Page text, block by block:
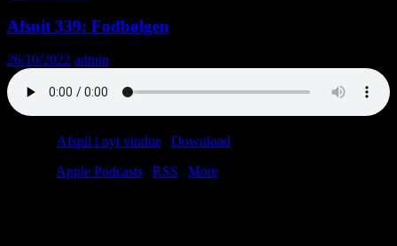
Afsnit 339: Fodbølgen
26/10/2022 admin
Afspil i nyt vindue Download
Apple Podcasts RSS
More